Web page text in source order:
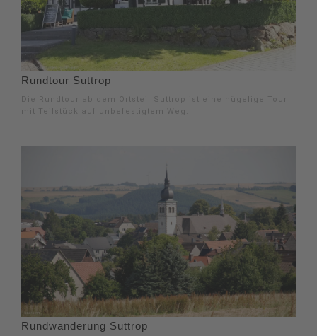
Rundtour Suttrop
Die Rundtour ab dem Ortsteil Suttrop ist eine hügelige Tour
mit Teilstück auf unbefestigtem Weg.
Rundwanderung Suttrop